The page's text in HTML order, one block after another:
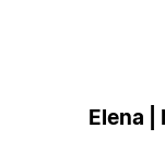
Elena |